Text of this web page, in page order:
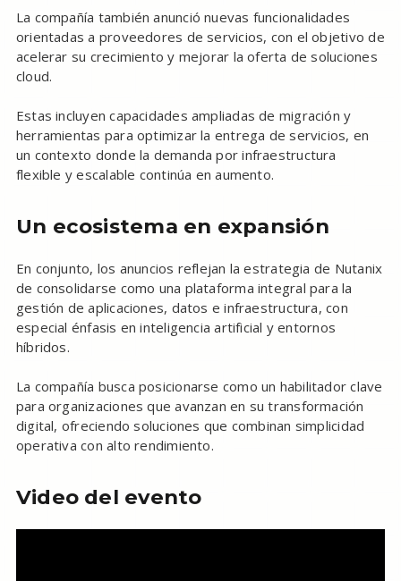
La compañía también anunció nuevas funcionalidades
orientadas a proveedores de servicios, con el objetivo de
acelerar su crecimiento y mejorar la oferta de soluciones
cloud.
Estas incluyen capacidades ampliadas de migración y
herramientas para optimizar la entrega de servicios, en
un contexto donde la demanda por infraestructura
flexible y escalable continúa en aumento.
Un ecosistema en expansión
En conjunto, los anuncios reflejan la estrategia de Nutanix
de consolidarse como una plataforma integral para la
gestión de aplicaciones, datos e infraestructura, con
especial énfasis en inteligencia artificial y entornos
híbridos.
La compañía busca posicionarse como un habilitador clave
para organizaciones que avanzan en su transformación
digital, ofreciendo soluciones que combinan simplicidad
operativa con alto rendimiento.
Video del evento